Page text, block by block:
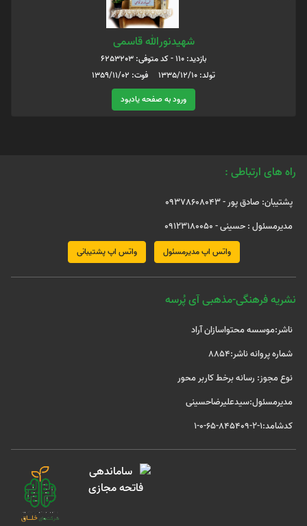
شهیدنورالله قاسمی
بازدید: 110 - کد متوفی: 6253203
تولد: 1335/12/10 فوت: 1359/11/02
ورود به صفحه یادبود
راه های ارتباطی :
پشتیبان: صادق پور - 09378608043
مدیرمسئول : حسینی - 09123180050
واتس اپ مدیرمسئول واتس اپ پشتیبانی
نشریه فرهنگی-مذهبی آی پُرسه
ناشر:موسسه محتواسازان آراد
شماره پروانه ناشر:8854
نوع مجوز: رسانه برخط کاربر محور
مدیرمسئول:سیدعلیرضاحسینی
کدشامد:1-2-845409-65-0-1